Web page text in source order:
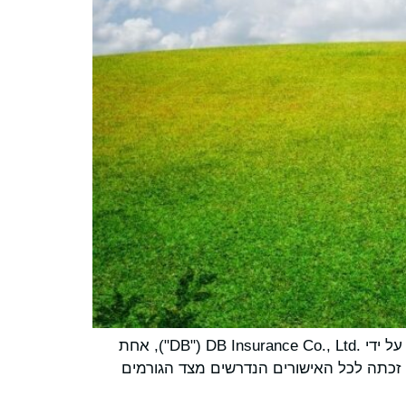
Fortegra Group, Inc.‎ ‏("Fortegra"), חברת ביטוח ייעודית הפועלת ברחבי העולם, הודיעה היום על השלמת רכישתה על ידי DB Insurance Co., Ltd.‎ ‏("DB"), אחת
הביטוח המובילות בקוריאה בתחום ביטוחי הרכוש והנפגעים. העסקה, אשר הוכרזה ב-26 בספטמבר 2025, זכתה לכל האישורים הנדרשים מצד הגורמים